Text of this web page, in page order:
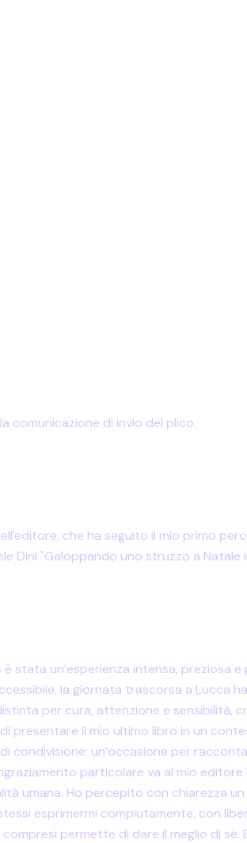
comunicazione di invio del plico.
che ha seguito il mio primo
Dini "Galoppando uno struzzo a Natale
stata un’esperienza intensa, preziosa
la giornata trascorsa a Lucca
per cura, attenzione e
presentare il mio ultimo libro in un
un’occasione per
particolare va al mio
umana. Ho percepito con chiarezza
esprimermi compiutamente, con
permette di dare il meglio di